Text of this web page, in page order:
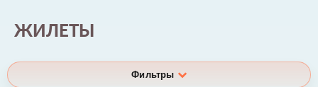
ЖИЛЕТЫ
Фильтры